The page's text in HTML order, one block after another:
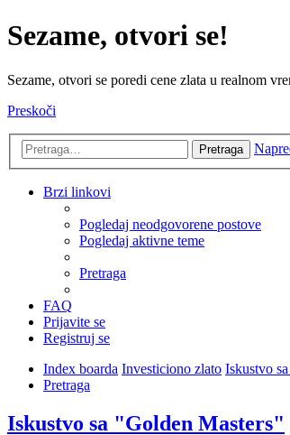
Sezame, otvori se!
Sezame, otvori se poredi cene zlata u realnom
Preskoči
Pretraga
Brzi linkovi
Pogledaj neodgovorene postove
Pogledaj aktivne teme
Pretraga
FAQ
Prijavite se
Registruj se
Index boarda Investiciono zlato Iskustvo
Pretraga
Iskustvo sa "Golden Masters"